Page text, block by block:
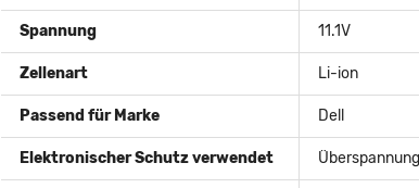
Spannung 11.1V
Zellenart Li-ion
Passend für Marke Dell
Elektronischer Schutz verwendet